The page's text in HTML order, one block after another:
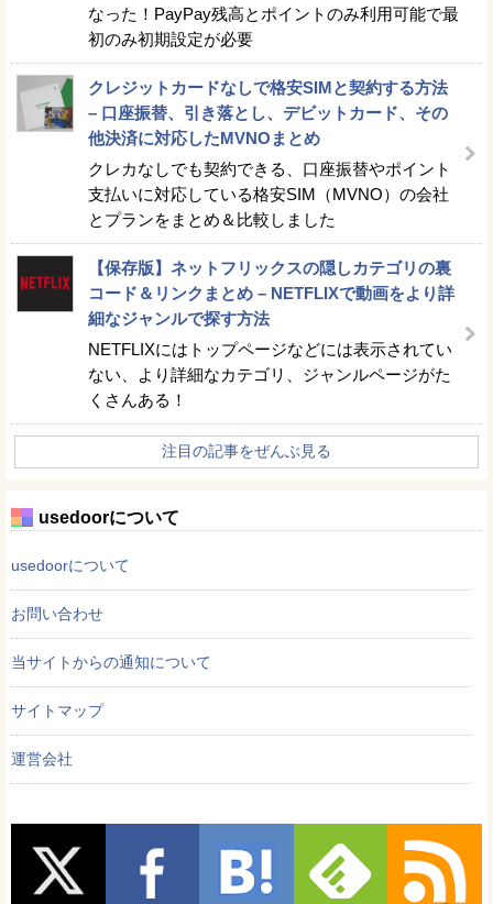
なった！PayPay残高とポイントのみ利用可能で最
初のみ初期設定が必要
クレジットカードなしで格安SIMと契約する方法
– 口座振替、引き落とし、デビットカード、その
他決済に対応したMVNOまとめ
クレカなしでも契約できる、口座振替やポイント
支払いに対応している格安SIM（MVNO）の会社
とプランをまとめ＆比較しました
【保存版】ネットフリックスの隠しカテゴリの裏
コード＆リンクまとめ – NETFLIXで動画をより詳
細なジャンルで探す方法
NETFLIXにはトップページなどには表示されてい
ない、より詳細なカテゴリ、ジャンルページがた
くさんある！
注目の記事をぜんぶ見る
usedoorについて
usedoorについて
お問い合わせ
当サイトからの通知について
サイトマップ
運営会社